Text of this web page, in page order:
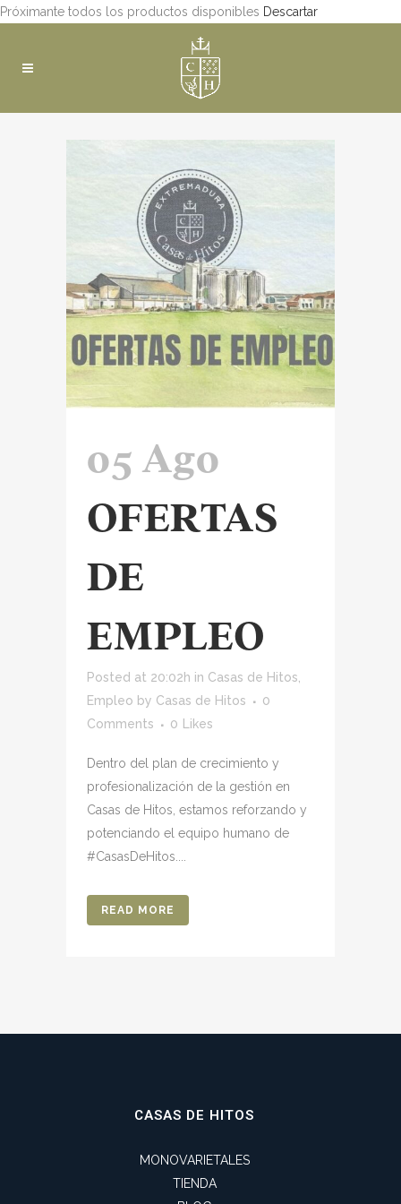
Próximante todos los productos disponibles Descartar
05 Ago
OFERTAS
DE
EMPLEO
Posted at 20:02h in Casas de Hitos
Empleo by Casas de Hitos
0
Comments
0 Likes
Dentro del plan de crecimiento y
profesionalización de la gestión en
Casas de Hitos, estamos reforzando y
potenciando el equipo humano de
#CasasDeHitos....
READ MORE
CASAS DE HITOS
MONOVARIETALES
TIENDA